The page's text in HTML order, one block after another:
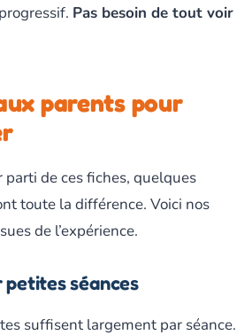
Pas besoin de tout voir
parents pour
de ces fiches, quelques
toute la différence. Voici nos
de l’expérience.
séances
suffisent largement par séance.